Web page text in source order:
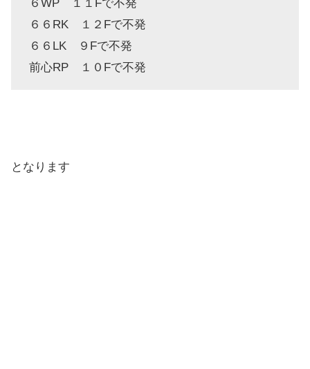
６WP １１Fで不発
６６RK １２Fで不発
６６LK ９Fで不発
前心RP １０Fで不発
となります